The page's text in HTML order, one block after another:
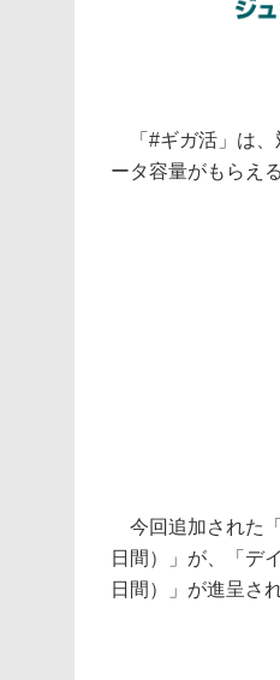
「#ギガ活」は、
ータ容量がもらえ
今回追加された
日間）」が、「デ
日間）」が進呈され